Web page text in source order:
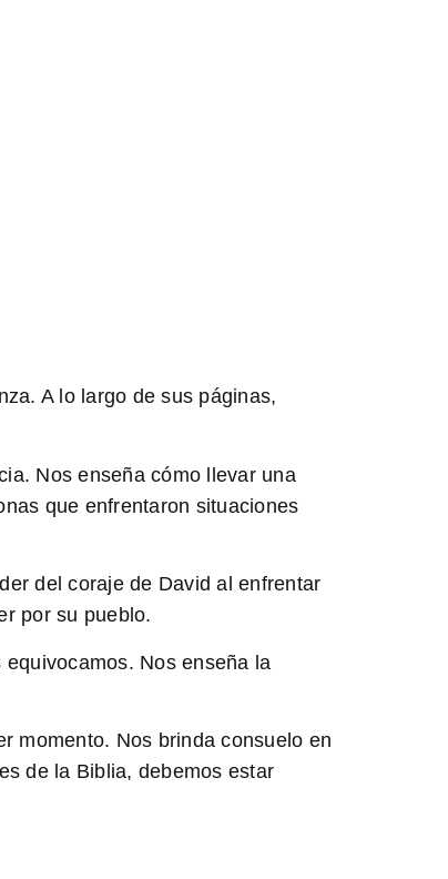
. A lo largo de sus páginas,
Nos enseña cómo llevar una
que enfrentaron situaciones
del coraje de David al enfrentar
por su pueblo.
Nos enseña la
momento. Nos brinda consuelo en
de la Biblia, debemos estar